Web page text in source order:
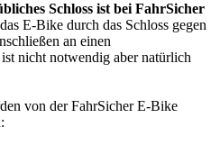
Schloss ist bei FahrSicher
E-Bike durch das Schloss gegen
an einen
nicht notwendig aber natürlich
von der FahrSicher E-Bike